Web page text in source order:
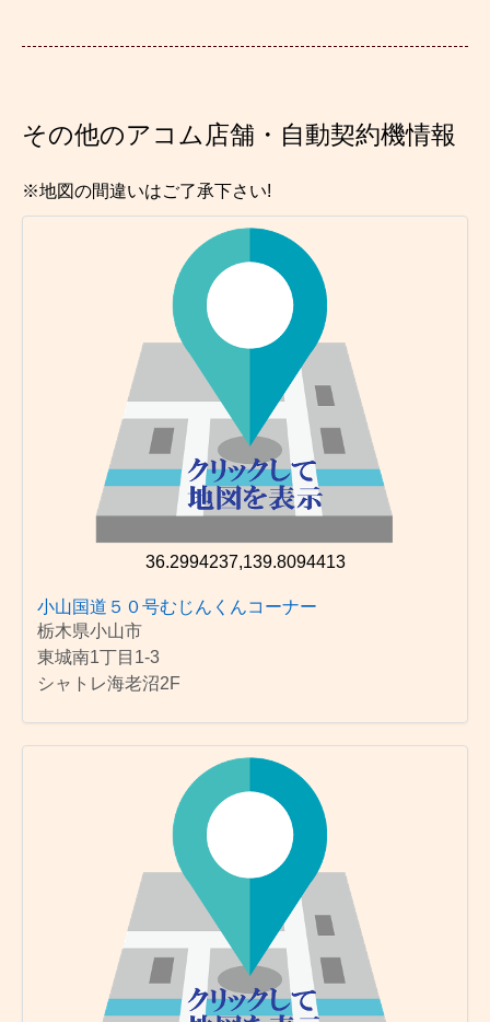
その他のアコム店舗・自動契約機情報
※地図の間違いはご了承下さい!
36.2994237,139.8094413
小山国道５０号むじんくんコーナー
栃木県小山市
東城南1丁目1-3
シャトレ海老沼2F